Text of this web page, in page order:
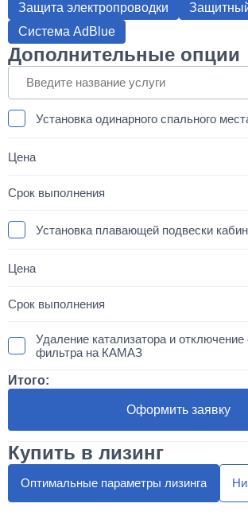
Защита электропроводки
Система AdBlue
Дополнительные опции
Установка одинарного спального
Установка плавающей подвески
Удаление катализатора и отключение
фильтра на КАМАЗ
Установка двухместного спальника с
Итого:
Оформить заявку
Купить в лизинг
Оптимальные параметры лизинга